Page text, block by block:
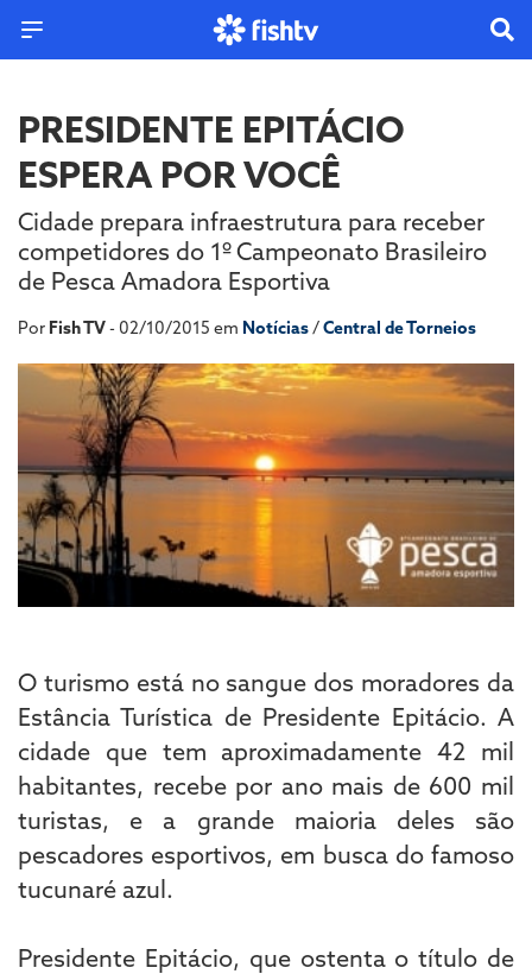
PRESIDENTE EPITÁCIO
ESPERA POR VOCÊ
Cidade prepara infraestrutura para receber
competidores do 1º Campeonato Brasileiro
de Pesca Amadora Esportiva
Por Fish TV- 02/10/2015 em Notícias/Central de Torneios
O turismo está no sangue dos moradores da
Estância Turística de Presidente Epitácio. A
cidade que tem aproximadamente 42 mil
habitantes, recebe por ano mais de 600 mil
turistas, e a grande maioria deles são
pescadores esportivos, em busca do famoso
tucunaré azul.
Presidente Epitácio, que ostenta o título de